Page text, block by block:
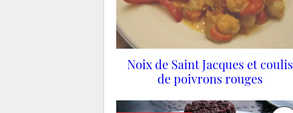
Noix de Saint Jacques et coulis
de poivrons rouges